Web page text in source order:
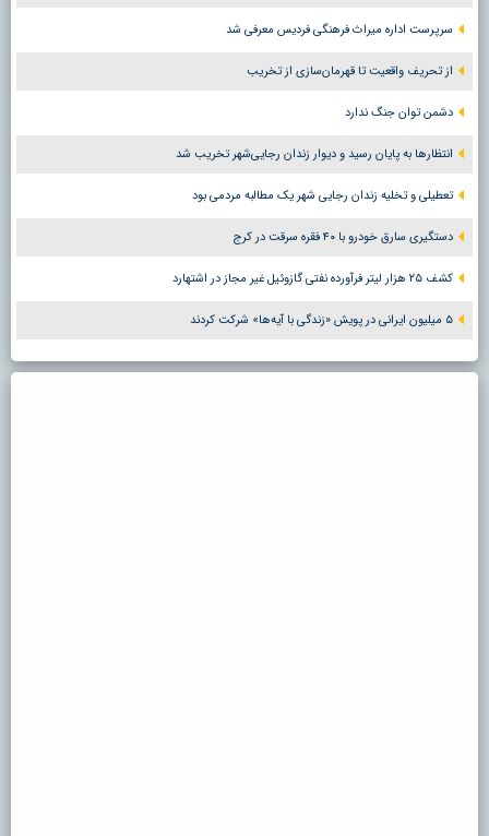
سرپرست اداره میراث فرهنگی فردیس معرفی شد
از تحریف واقعیت تا قهرمان‌سازی از تخریب
دشمن توان جنگ ندارد
انتظارها به پایان رسید و دیوار زندان رجایی‌شهر تخریب شد
تعطیلی و تخلیه زندان رجایی شهر یک مطالبه مردمی بود
دستگیری سارق خودرو با ۴۰ فقره سرقت در کرج
کشف ۲۵ هزار لیتر فرآورده نفتی گازوئیل غیر مجاز در اشتهارد
۵ میلیون ایرانی در پویش «زندگی با آیه‌ها» شرکت کردند